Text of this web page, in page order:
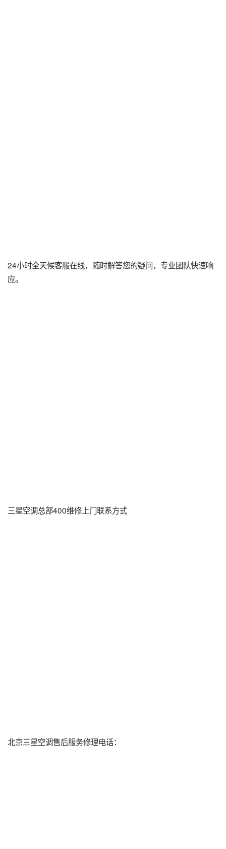
24小时全天候客服在线，随时解答您的疑问，专业团队快速响
应。
三星空调总部400维修上门联系方式
北京三星空调售后服务修理电话：